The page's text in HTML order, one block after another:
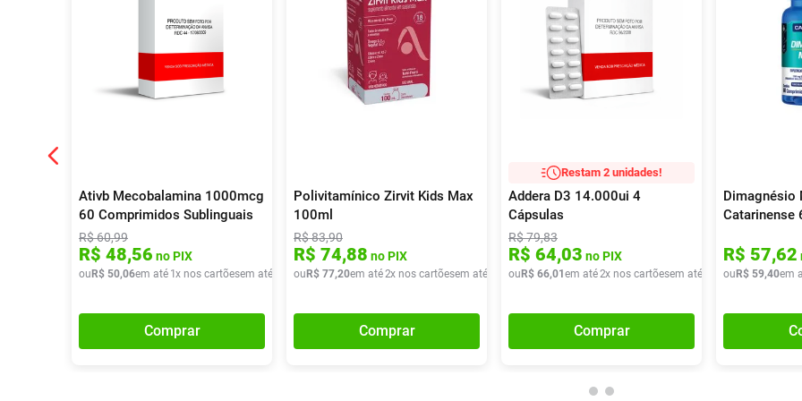
Ativb Mecobalamina 1000mcg
60 Comprimidos Sublinguais
R$60,99
R$ 48,56 no PIX
ou R$ 50,06em até 1x nos cartõesem até x deR$ 50,06
Comprar
Polivitamínico Zirvit Kids Max
100ml
R$83,90
R$ 74,88 no PIX
ou R$ 77,20em até2x nos cartõesem até x deR$ 38,60
Comprar
Restam 2 unidades!
Addera D3 14.000ui 4
Cápsulas
R$79,83
R$ 64,03 no PIX
ou R$ 66,01 em até2x nos cartõesem até x deR$ 33,00
Comprar
Dimagnésio
Catarinense
R$ 57,62
ou R$ 59,40em